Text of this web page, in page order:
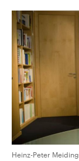
Heinz-Peter